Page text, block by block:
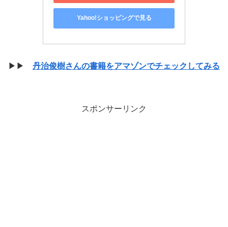
Yahoo!ショッピングで見る
▶▶ 丹治俊樹さんの書籍をアマゾンでチェックしてみる
スポンサーリンク